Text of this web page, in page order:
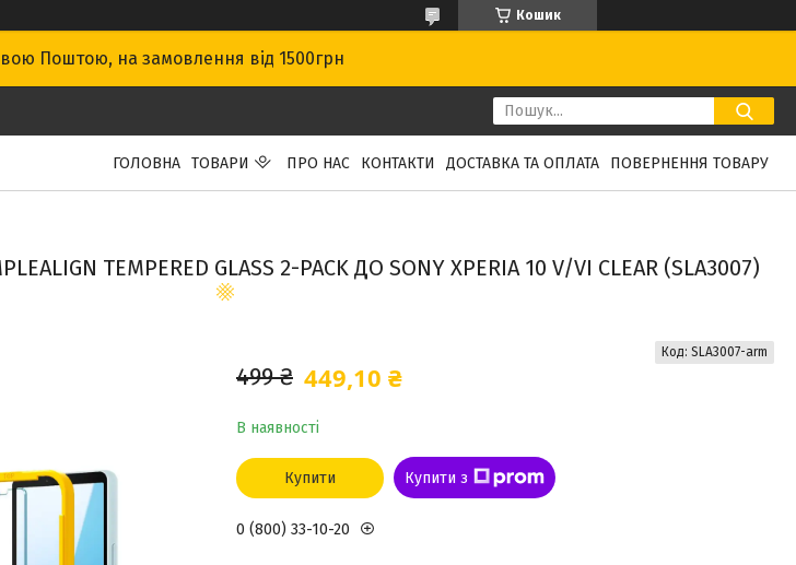
Кошик
Поштою, на замовлення від 1500грн
ГОЛОВНА ТОВАРИ ПРО НАС КОНТАКТИ ДОСТАВКА ТА ОПЛАТА ПОВЕРНЕННЯ ТОВАРУ
TEMPERED GLASS 2-PACK ДО SONY XPERIA 10 V/VI CLEAR (SLA3007)
499 ₴ 449,10 ₴
В наявності
Код: SLA3007-arm
Купити Купити з
0 (800) 33-10-20